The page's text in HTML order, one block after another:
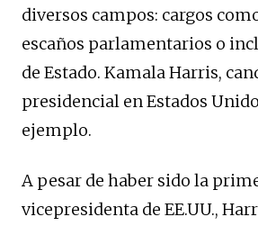
diversos campos: cargos
escaños parlamentarios o
de Estado. Kamala Harris,
presidencial en Estados
ejemplo.
A pesar de haber sido la
vicepresidenta de EE.UU.,